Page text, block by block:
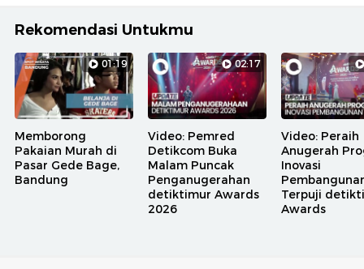
Rekomendasi Untukmu
01:19
Memborong
Pakaian Murah di
Pasar Gede Bage,
Bandung
02:17
Video: Pemred
Detikcom Buka
Malam Puncak
Penganugerahan
detiktimur Awards
2026
Video: Peraih
Anugerah
Inovasi
Terpuji
Awards